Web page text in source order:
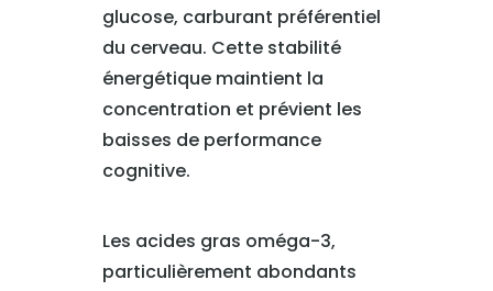
glucose, carburant préférentiel
du cerveau. Cette stabilité
énergétique maintient la
concentration et prévient les
baisses de performance
cognitive.
Les acides gras oméga-3,
particulièrement abondants